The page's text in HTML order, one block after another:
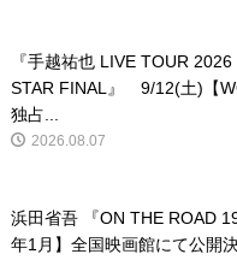
『手越祐也 LIVE TOUR 2026
STAR FINAL』 9/12(土)【
独占...
2026.08.07
浜田省吾 『ON THE ROAD
年1月】全国映画館にて公開